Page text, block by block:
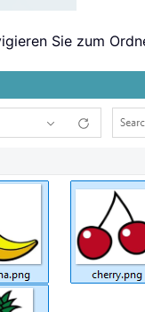
Sie zum